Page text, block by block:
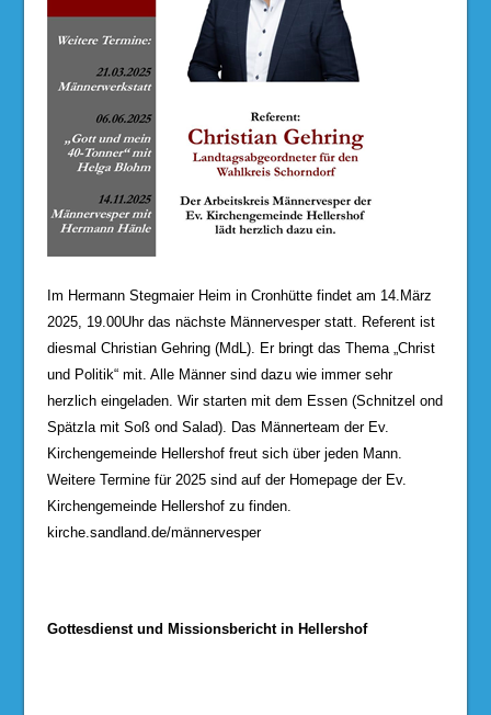
Im Hermann Stegmaier Heim in Cronhütte findet am 14.März
2025, 19.00Uhr das nächste Männervesper statt. Referent ist
diesmal Christian Gehring (MdL). Er bringt das Thema „Christ
und Politik“ mit. Alle Männer sind dazu wie immer sehr
herzlich eingeladen. Wir starten mit dem Essen (Schnitzel ond
Spätzla mit Soß ond Salad). Das Männerteam der Ev.
Kirchengemeinde Hellershof freut sich über jeden Mann.
Weitere Termine für 2025 sind auf der Homepage der Ev.
Kirchengemeinde Hellershof zu finden.
kirche.sandland.de/männervesper
Gottesdienst und Missionsbericht in Hellershof